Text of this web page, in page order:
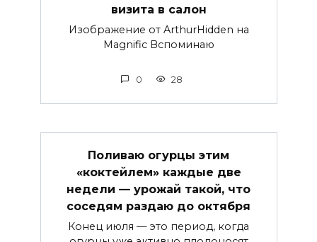
визита в салон
Изображение от ArthurHidden на
Magnific Вспоминаю
0 28
Поливаю огурцы этим
«коктейлем» каждые две
недели — урожай такой, что
соседям раздаю до октября
Конец июля — это период, когда